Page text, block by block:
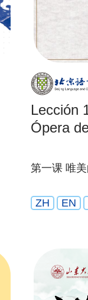
Lección
Ópera
第一课 唯
ZH EN